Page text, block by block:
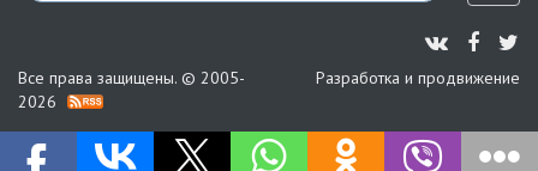
Все права защищены. © 2005-
2026
Разработка и продвижение